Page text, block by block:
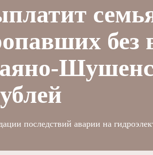
без
последствий аварии на